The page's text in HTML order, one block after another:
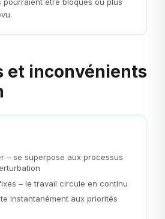
et inconvénients
– se superpose aux processus
– le travail circule en continu
instantanément aux priorités